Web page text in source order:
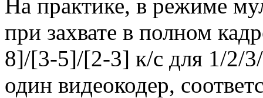
На практике, в режиме
при захвате в полном
8]/[3-5]/[2-3] к/с для 1/2/
один видеокодер,